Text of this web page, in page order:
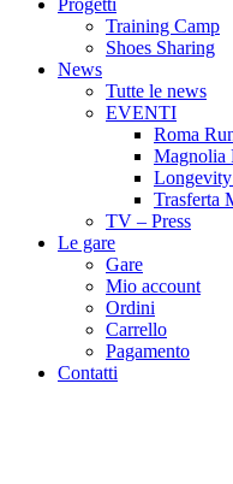
Progetti
Training Camp
Shoes Sharing
News
Tutte le news
EVENTI
Roma
Magnolia
Trasferta
TV – Press
Le gare
Gare
Mio account
Ordini
Carrello
Pagamento
Contatti